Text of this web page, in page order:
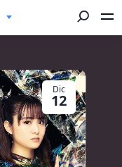
Dic
12